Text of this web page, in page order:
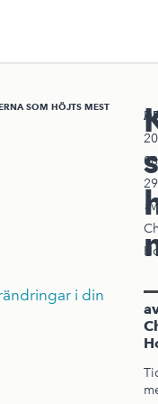
SOM HÖJTS MEST
29
av
i din